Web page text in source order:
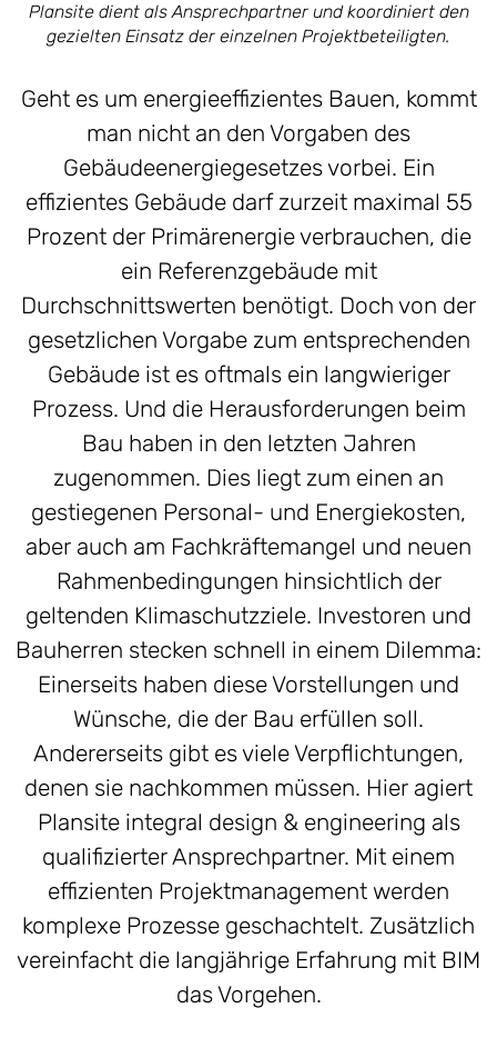
Plansite dient als Ansprechpartner und koordiniert den
gezielten Einsatz der einzelnen Projektbeteiligten.
Geht es um energieeffizientes Bauen, kommt
man nicht an den Vorgaben des
Gebäudeenergiegesetzes vorbei. Ein
effizientes Gebäude darf zurzeit maximal 55
Prozent der Primärenergie verbrauchen, die
ein Referenzgebäude mit
Durchschnittswerten benötigt. Doch von der
gesetzlichen Vorgabe zum entsprechenden
Gebäude ist es oftmals ein langwieriger
Prozess. Und die Herausforderungen beim
Bau haben in den letzten Jahren
zugenommen. Dies liegt zum einen an
gestiegenen Personal- und Energiekosten,
aber auch am Fachkräftemangel und neuen
Rahmenbedingungen hinsichtlich der
geltenden Klimaschutzziele. Investoren und
Bauherren stecken schnell in einem Dilemma:
Einerseits haben diese Vorstellungen und
Wünsche, die der Bau erfüllen soll.
Andererseits gibt es viele Verpflichtungen,
denen sie nachkommen müssen. Hier agiert
Plansite integral design & engineering als
qualifizierter Ansprechpartner. Mit einem
effizienten Projektmanagement werden
komplexe Prozesse geschachtelt. Zusätzlich
vereinfacht die langjährige Erfahrung mit BIM
das Vorgehen.